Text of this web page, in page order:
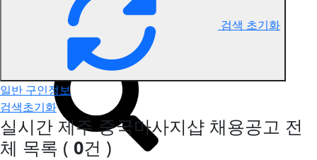
제주 중국마사지 구인정보
검색 초기화
일반 구인정보
검색초기화
실시간 제주 중국마사지샵 채용공고 전
체 목록 ( 0건 )